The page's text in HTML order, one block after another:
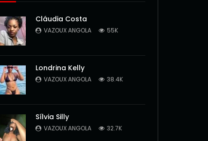
Cláudia Costa
VAZOUX ANGOLA 55K
Londrina Kelly
VAZOUX ANGOLA 38.4K
Sílvia Silly
VAZOUX ANGOLA 32.7K